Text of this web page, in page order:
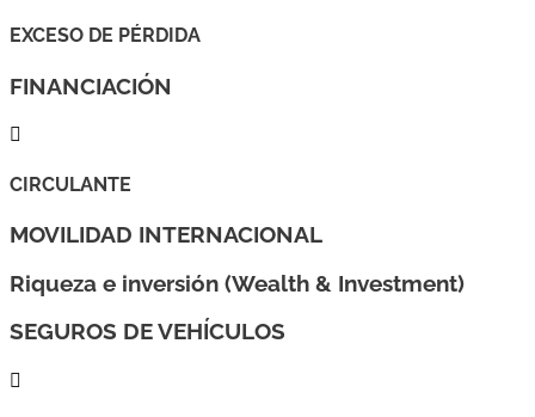
EXCESO DE PÉRDIDA
FINANCIACIÓN

CIRCULANTE
MOVILIDAD INTERNACIONAL
Riqueza e inversión (Wealth & Investment)
SEGUROS DE VEHÍCULOS
